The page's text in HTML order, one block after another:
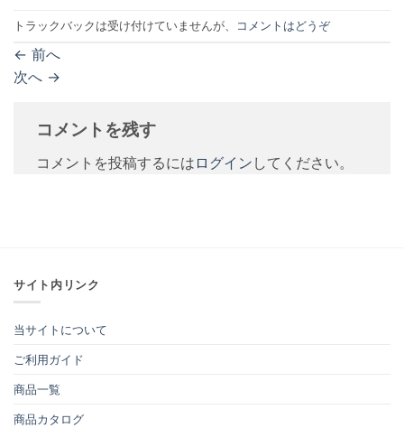
トラックバックは受け付けていませんが、 コメントはどうぞ
← 前へ
次へ →
コメントを残す
コメントを投稿するには ログイン してください。
サイト内リンク
当サイトについて
ご利用ガイド
商品一覧
商品カタログ